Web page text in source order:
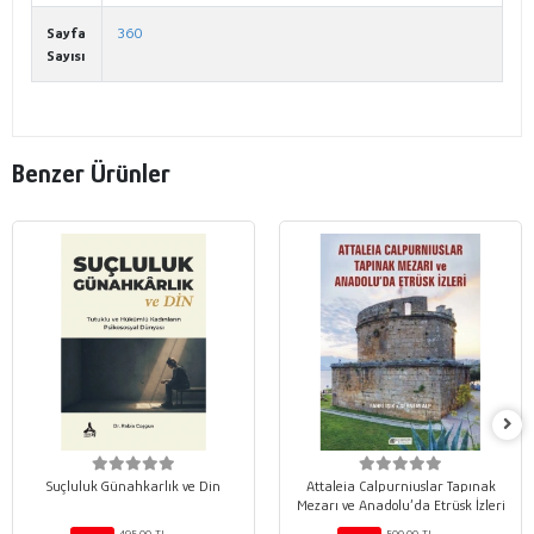
Sayfa
Sayısı
360
Benzer Ürünler
Suçluluk Günahkarlık ve Din
Attaleia Calpurniuslar Tapınak
Mezarı ve Anadolu’da Etrüsk İzleri